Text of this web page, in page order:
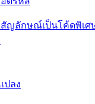
ญลักษณ์เป็นโค้ดพิเศ
ปลง